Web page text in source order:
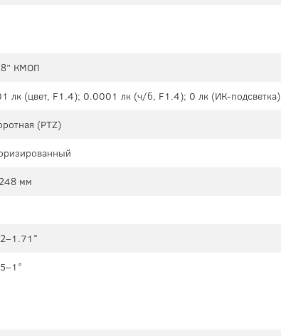
КМОП
лк (цвет, F1.4); 0.0001 лк (ч/б, F1.4); 0 лк (ИК-подсветка)
(PTZ)
мм